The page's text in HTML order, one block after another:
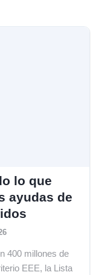
lo que
ayudas de
400 millones de
EEE, la Lista